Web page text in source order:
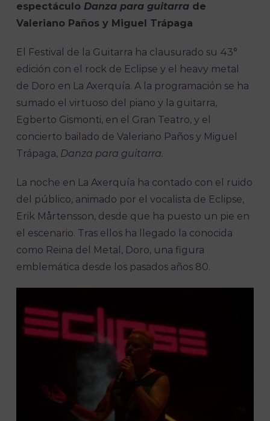
espectáculoDanza para guitarra de
Valeriano Paños y Miguel Trápaga
El Festival de la Guitarra ha clausurado su 43°
edición con el rock de Eclipse y el heavy metal
de Doro en La Axerquía. A la programación se ha
sumado el virtuoso del piano y la guitarra,
Egberto Gismonti, en el Gran Teatro, y el
concierto bailado de Valeriano Paños y Miguel
Trápaga, Danza para guitarra.
La noche en La Axerquía ha contado con el ruido
del público, animado por el vocalista de Eclipse,
Erik Mårtensson, desde que ha puesto un pie en
el escenario. Tras ellos ha llegado la conocida
como Reina del Metal, Doro, una figura
emblemática desde los pasados años 80.